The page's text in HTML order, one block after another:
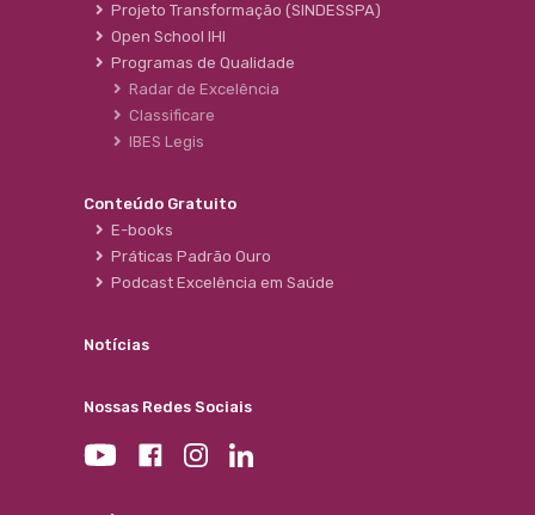
Projeto Transformação (SINDESSPA)
Open School IHI
Programas de Qualidade
Radar de Excelência
Classificare
IBES Legis
Conteúdo Gratuito
E-books
Práticas Padrão Ouro
Podcast Excelência em Saúde
Notícias
Nossas Redes Sociais